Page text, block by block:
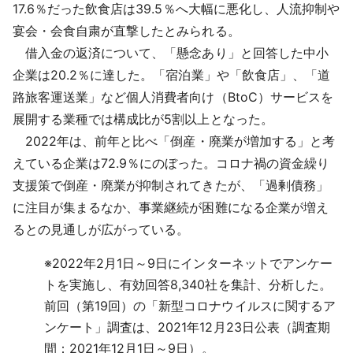
17.6％だった飲食店は39.5％へ大幅に悪化し、人流抑制や
宴会・会食自粛が直撃したとみられる。
借入金の返済について、「懸念あり」と回答した中小
企業は20.2％に達した。「宿泊業」や「飲食店」、「道
路旅客運送業」など個人消費者向け（BtoC）サービスを
展開する業種では構成比が5割以上となった。
2022年は、前年と比べ「倒産・廃業が増加する」と考
えている企業は72.9％にのぼった。コロナ禍の資金繰り
支援策で倒産・廃業が抑制されてきたが、「過剰債務」
に注目が集まるなか、事業継続が困難になる企業が増え
るとの見通しが広がっている。
※2022年2月1日～9日にインターネットでアンケー
トを実施し、有効回答8,340社を集計、分析した。
前回（第19回）の「新型コロナウイルスに関するア
ンケート」調査は、2021年12月23日公表（調査期
間：2021年12月1日～9日）。